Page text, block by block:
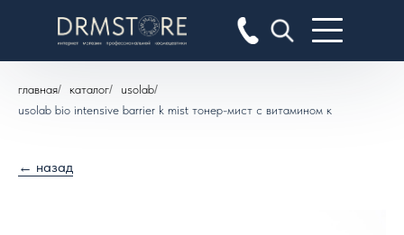
главная/ каталог/ usolab/
usolab bio intensive barrier k mist тонер-мист с витамином к
← назад